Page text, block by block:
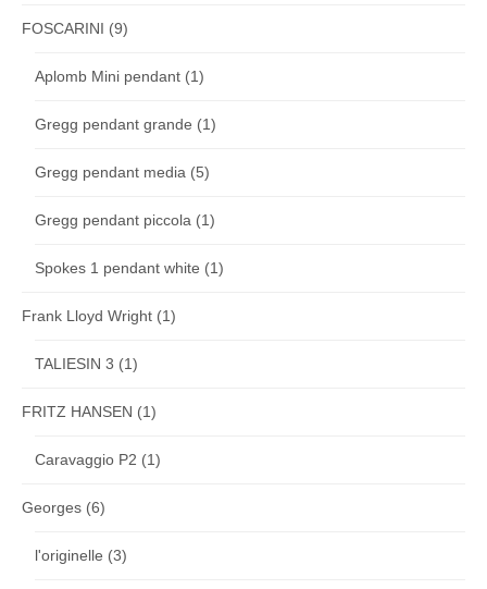
FOSCARINI (9)
Aplomb Mini pendant (1)
Gregg pendant grande (1)
Gregg pendant media (5)
Gregg pendant piccola (1)
Spokes 1 pendant white (1)
Frank Lloyd Wright (1)
TALIESIN 3 (1)
FRITZ HANSEN (1)
Caravaggio P2 (1)
Georges (6)
l'originelle (3)